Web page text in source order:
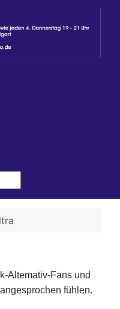
Altemativ-Fans und
fühlen.